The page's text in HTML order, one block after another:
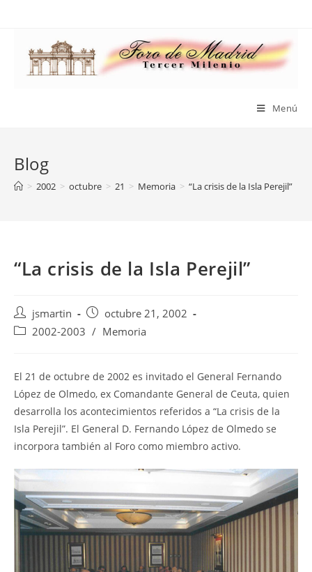
Menú
Blog
> 2002 > octubre > 21 > Memoria > “La crisis de la Isla Perejil”
“La crisis de la Isla Perejil”
Autor
de
jsmartin
Publicación
de
octubre 21, 2002
Categoría
entrada:
2002-2003 / Memoria
El 21 de octubre de 2002 es invitado el General Fernando
López de Olmedo, ex Comandante General de Ceuta, quien
desarrolla los acontecimientos referidos a “La crisis de la
Isla Perejil”. El General D. Fernando López de Olmedo se
incorpora también al Foro como miembro activo.